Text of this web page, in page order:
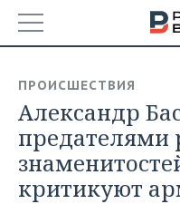
БАШКОРТОСТАН
ТАТАРСТАН
УДМУРТИЯ
НОВОСТИ
АНАЛИТИКА
НОВОСТИ
ЭКОНОМИКА
ПРОИСШЕСТВИЯ
Александр
предателями
критикуют